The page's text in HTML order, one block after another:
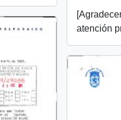
atención